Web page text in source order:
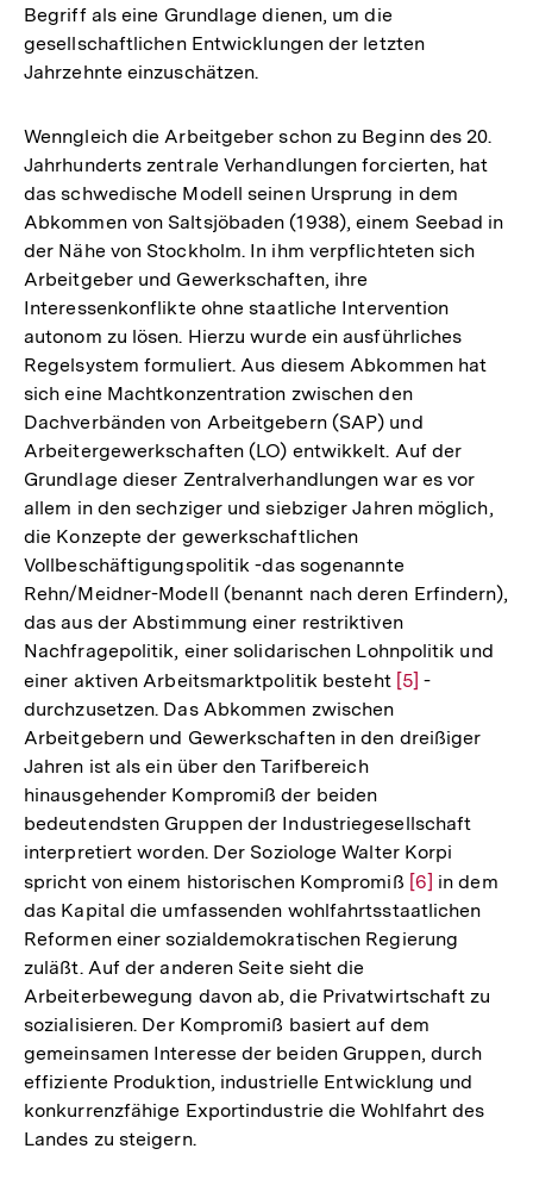
Auflösung
der
Fußnote
Begriff als eine Grundlage dienen, um die
gesellschaftlichen Entwicklungen der letzten
Jahrzehnte einzuschätzen.
Wenngleich die Arbeitgeber schon zu Beginn des 20.
Jahrhunderts zentrale Verhandlungen forcierten, hat
das schwedische Modell seinen Ursprung in dem
Abkommen von Saltsjöbaden (1938), einem Seebad in
der Nähe von Stockholm. In ihm verpflichteten sich
Arbeitgeber und Gewerkschaften, ihre
Interessenkonflikte ohne staatliche Intervention
autonom zu lösen. Hierzu wurde ein ausführliches
Regelsystem formuliert. Aus diesem Abkommen hat
sich eine Machtkonzentration zwischen den
Dachverbänden von Arbeitgebern (SAP) und
Arbeitergewerkschaften (LO) entwikkelt. Auf der
Grundlage dieser Zentralverhandlungen war es vor
allem in den sechziger und siebziger Jahren möglich,
die Konzepte der gewerkschaftlichen
Vollbeschäftigungspolitik -das sogenannte
Rehn/Meidner-Modell (benannt nach deren Erfindern),
das aus der Abstimmung einer restriktiven
Nachfragepolitik, einer solidarischen Lohnpolitik und
einer aktiven Arbeitsmarktpolitik besteht Zur
der
[5] -
durchzusetzen. Das Abkommen zwischen
Arbeitgebern und Gewerkschaften in den dreißiger
Jahren ist als ein über den Tarifbereich
hinausgehender Kompromiß der beiden
bedeutendsten Gruppen der Industriegesellschaft
interpretiert worden. Der Soziologe Walter Korpi
spricht von einem historischen Kompromiß Zur
Auflösung
der
[6] in dem
das Kapital die umfassenden wohlfahrtsstaatlichen
Reformen einer sozialdemokratischen Regierung
zuläßt. Auf der anderen Seite sieht die
Arbeiterbewegung davon ab, die Privatwirtschaft zu
sozialisieren. Der Kompromiß basiert auf dem
gemeinsamen Interesse der beiden Gruppen, durch
effiziente Produktion, industrielle Entwicklung und
konkurrenzfähige Exportindustrie die Wohlfahrt des
Landes zu steigern.